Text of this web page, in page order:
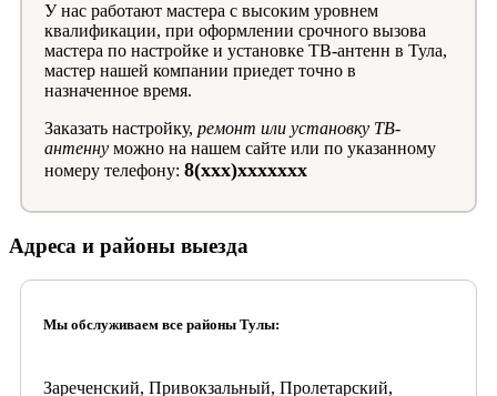
У нас работают мастера с высоким уровнем
квалификации, при оформлении срочного вызова
мастера по настройке и установке ТВ-антенн в Тула,
мастер нашей компании приедет точно в
назначенное время.
Заказать настройку, ремонт или установку ТВ-
антенну можно на нашем сайте или по указанному
номеру телефону: 8(xxx)xxxxxxx
Адреса и районы выезда
Мы обслуживаем все районы Тулы:
Зареченский, Привокзальный, Пролетарский,